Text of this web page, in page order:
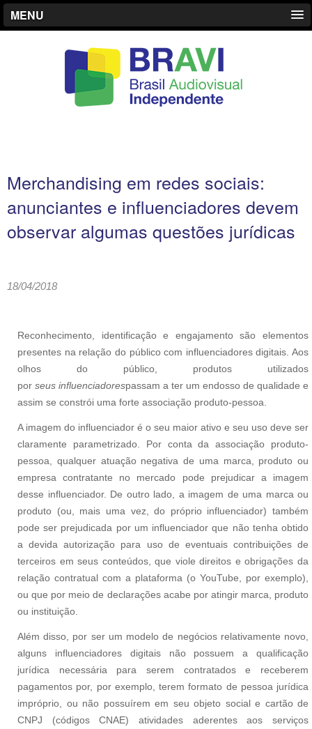
MENU
Merchandising em redes sociais:
anunciantes e influenciadores devem
observar algumas questões jurídicas
18/04/2018
Reconhecimento, identificação e engajamento são elementos
presentes na relação do público com influenciadores digitais. Aos
olhos do público, produtos utilizados
por seus influenciadorespassam a ter um endosso de qualidade e
assim se constrói uma forte associação produto-pessoa.
A imagem do influenciador é o seu maior ativo e seu uso deve ser
claramente parametrizado. Por conta da associação produto-
pessoa, qualquer atuação negativa de uma marca, produto ou
empresa contratante no mercado pode prejudicar a imagem
desse influenciador. De outro lado, a imagem de uma marca ou
produto (ou, mais uma vez, do próprio influenciador) também
pode ser prejudicada por um influenciador que não tenha obtido
a devida autorização para uso de eventuais contribuições de
terceiros em seus conteúdos, que viole direitos e obrigações da
relação contratual com a plataforma (o YouTube, por exemplo),
ou que por meio de declarações acabe por atingir marca, produto
ou instituição.
Além disso, por ser um modelo de negócios relativamente novo,
alguns influenciadores digitais não possuem a qualificação
jurídica necessária para serem contratados e receberem
pagamentos por, por exemplo, terem formato de pessoa jurídica
impróprio, ou não possuírem em seu objeto social e cartão de
CNPJ (códigos CNAE) atividades aderentes aos serviços